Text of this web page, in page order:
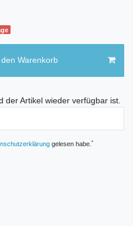
den Warenkorb
der Artikel wieder verfügbar ist.
gelesen habe. *